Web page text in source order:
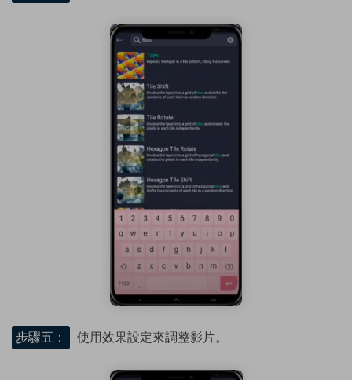
步驟五： 使用效果設定來調整影片。